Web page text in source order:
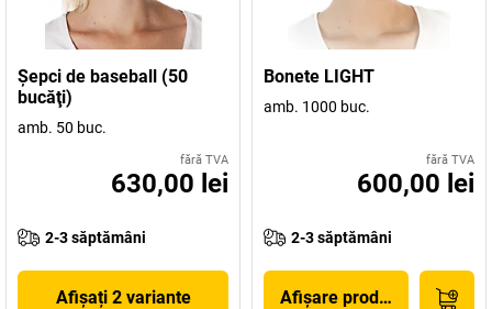
Şepci de baseball (50
bucăţi)
amb. 50 buc.
fără TVA
630,00 lei
2-3 săptămâni
Afișați 2 variante
Bonete LIGHT
amb. 1000 buc.
fără TVA
600,00 lei
2-3 săptămâni
Afișare produs